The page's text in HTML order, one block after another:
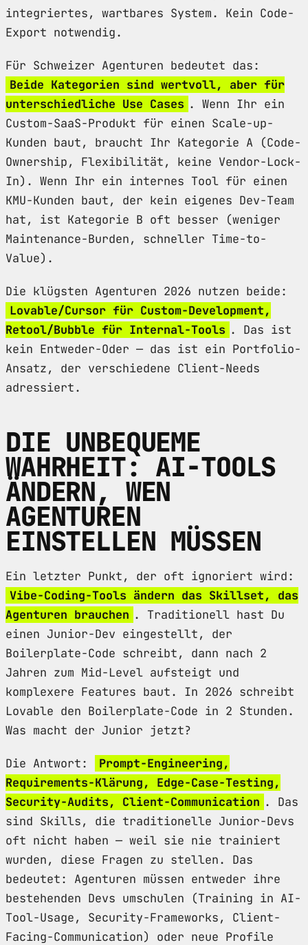
integriertes, wartbares System. Kein Code-
Export notwendig.
Für Schweizer Agenturen bedeutet das:
Beide Kategorien sind wertvoll, aber für
unterschiedliche Use Cases . Wenn Ihr ein
Custom-SaaS-Produkt für einen Scale-up-
Kunden baut, braucht Ihr Kategorie A (Code-
Ownership, Flexibilität, keine Vendor-Lock-
In). Wenn Ihr ein internes Tool für einen
KMU-Kunden baut, der kein eigenes Dev-Team
hat, ist Kategorie B oft besser (weniger
Maintenance-Burden, schneller Time-to-
Value).
Die klügsten Agenturen 2026 nutzen beide:
Lovable/Cursor für Custom-Development,
Retool/Bubble für Internal-Tools . Das ist
kein Entweder-Oder — das ist ein Portfolio-
Ansatz, der verschiedene Client-Needs
adressiert.
DIE UNBEQUEME
WAHRHEIT: AI-TOOLS
ÄNDERN, WEN
AGENTUREN
EINSTELLEN MÜSSEN
Ein letzter Punkt, der oft ignoriert wird:
Vibe-Coding-Tools ändern das Skillset, das
Agenturen brauchen . Traditionell hast Du
einen Junior-Dev eingestellt, der
Boilerplate-Code schreibt, dann nach 2
Jahren zum Mid-Level aufsteigt und
komplexere Features baut. In 2026 schreibt
Lovable den Boilerplate-Code in 2 Stunden.
Was macht der Junior jetzt?
Die Antwort:
Prompt-Engineering,
Requirements-Klärung, Edge-Case-Testing,
Security-Audits, Client-Communication . Das
sind Skills, die traditionelle Junior-Devs
oft nicht haben — weil sie nie trainiert
wurden, diese Fragen zu stellen. Das
bedeutet: Agenturen müssen entweder ihre
bestehenden Devs umschulen (Training in AI-
Tool-Usage, Security-Frameworks, Client-
Facing-Communication) oder neue Profile